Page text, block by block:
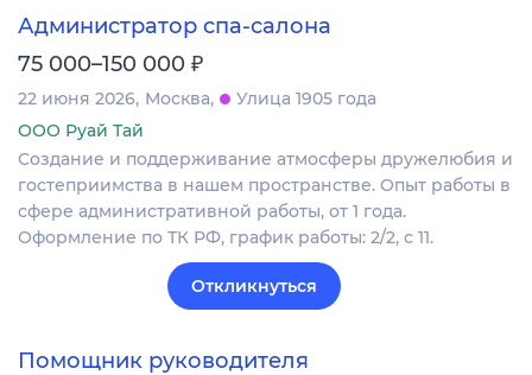
Администратор спа-салона
75 000–150 000 ₽
22 июня 2026 Москва
Улица 1905 года
ООО Руай Тай
Создание и поддерживание атмосферы дружелюбия и
гостеприимства в нашем пространстве. Опыт работы в
сфере административной работы, от 1 года.
Оформление по ТК РФ, график работы: 2/2, с 11.
Откликнуться
Помощник руководителя